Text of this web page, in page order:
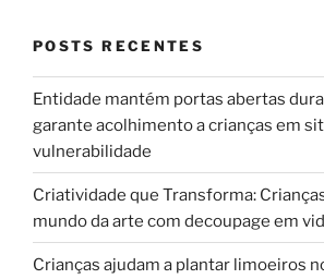
POSTS RECENTES
Entidade mantém portas abertas
garante acolhimento a crianças em
vulnerabilidade
Criatividade que Transforma:
mundo da arte com decoupage em
Crianças ajudam a plantar limoeiros